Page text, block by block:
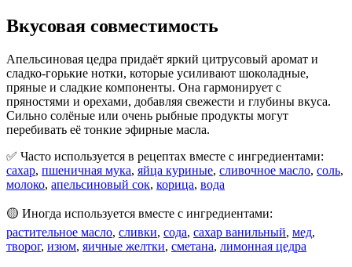
Вкусовая совместимость
Апельсиновая цедра придаёт яркий цитрусовый аромат и
сладко-горькие нотки, которые усиливают шоколадные,
пряные и сладкие компоненты. Она гармонирует с
пряностями и орехами, добавляя свежести и глубины вкуса.
Сильно солёные или очень рыбные продукты могут
перебивать её тонкие эфирные масла.
✅ Часто используется в рецептах вместе с ингредиентами:
сахар, пшеничная мука, яйца куриные, сливочное масло, соль,
молоко, апельсиновый сок, корица, вода
🟡 Иногда используется вместе с ингредиентами:
растительное масло, сливки, сода, сахар ванильный, мед,
творог, изюм, яичные желтки, сметана, лимонная цедра